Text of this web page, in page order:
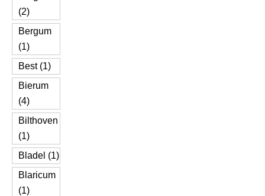
(2)
Bergum
(1)
Best (1)
Bierum
(4)
Bilthoven
(1)
Bladel (1)
Blaricum
(1)